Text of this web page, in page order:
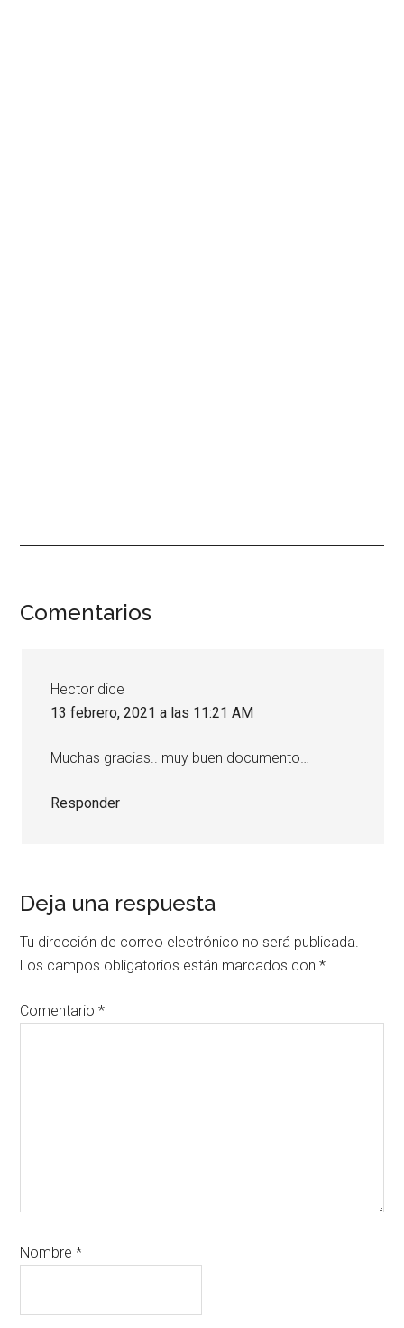
Interacciones
los
lectores
Comentarios
Hector dice
13 febrero, 2021 a las 11:21 AM
Muchas gracias.. muy buen documento…
Responder
Deja una respuesta
Tu dirección de correo electrónico no será publicada.
Los campos obligatorios están marcados con*
Comentario*
Nombre*